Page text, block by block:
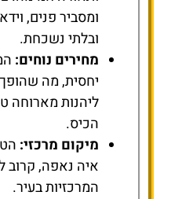
ומסביר פנים,
ובלתי נשכחת.
מחירים נוחים:
יחסית, מה
ליהנות מארוחה
הכיס.
מיקום מרכזי:
איה נאפה, קרוב
המרכזיות בעיר.